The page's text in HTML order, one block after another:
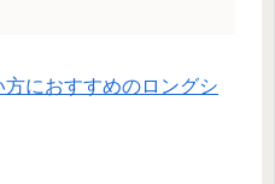
におすすめのロングシ